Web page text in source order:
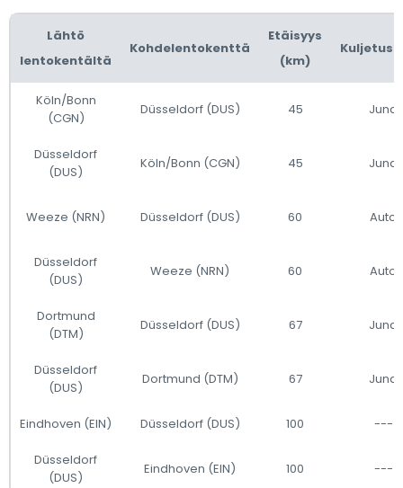
Lähtö
lentokentältä
Kohdelentokenttä
Etäisyys
(km)
Köln/Bonn
(CGN)
Düsseldorf (DUS) 45 Juna
Düsseldorf
(DUS)
Köln/Bonn (CGN) 45 Juna
Weeze (NRN) Düsseldorf (DUS) 60 Auto
Düsseldorf
(DUS)
Weeze (NRN) 60 Auto
Dortmund
(DTM)
Düsseldorf (DUS) 67 Juna
Düsseldorf
(DUS)
Dortmund (DTM) 67 Juna
Eindhoven (EIN) Düsseldorf (DUS) 100 ---
Düsseldorf
(DUS)
Eindhoven (EIN) 100 ---